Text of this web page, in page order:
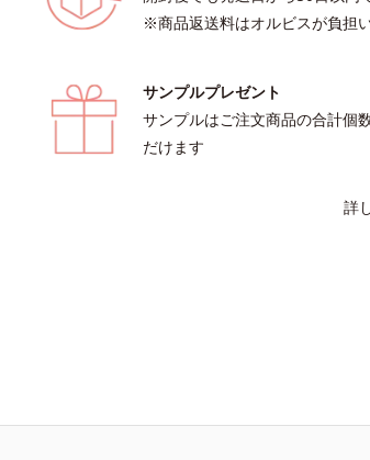
※商品返送料はオルビスが負担
サンプルプレゼント
サンプルはご注文商品の合計個
だけます
詳